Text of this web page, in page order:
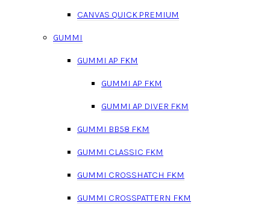
CANVAS QUICK PREMIUM
GUMMI
GUMMI AP FKM
GUMMI AP FKM
GUMMI AP DIVER FKM
GUMMI BB58 FKM
GUMMI CLASSIC FKM
GUMMI CROSSHATCH FKM
GUMMI CROSSPATTERN FKM